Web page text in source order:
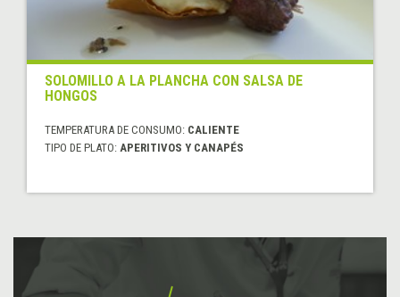
SOLOMILLO A LA PLANCHA CON SALSA DE
HONGOS
TEMPERATURA DE CONSUMO: CALIENTE
TIPO DE PLATO: APERITIVOS Y CANAPÉS